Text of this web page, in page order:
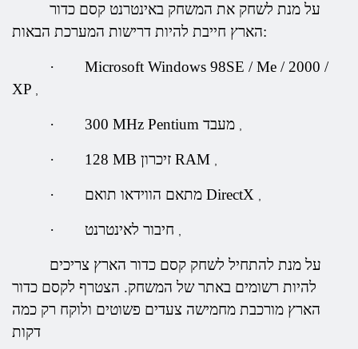
על מנת לשחק את המשחק באינטרנט קסם כדור
הארץ חייבת להיות דרישות המערכת הבאות:
·
Microsoft Windows 98SE / Me / 2000 /
XP
·
· 128 MB זיכרון RAM
· מתאם הווידאו תואם DirectX
·
על מנת להתחיל לשחק קסם כדור הארץ צריכים
להיות רשומים באתר של המשחק. הצטרף לקסם כדור
הארץ מורכבת מחמישה צעדים פשוטים ולוקח רק כמה
דקות